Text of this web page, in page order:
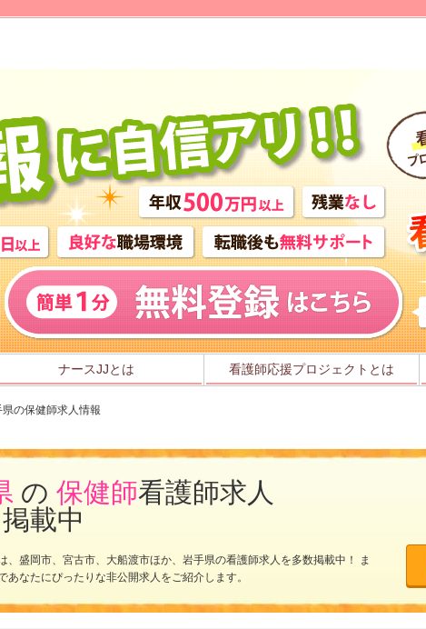
ナースJJとは 看護師応援プロジェクトとは
県の保健師求人情報
の 保健師看護師求人
載中
、盛岡市、宮古市、大船渡市ほか、岩手県の看護師求人を多数掲載中！ ま
あなたにぴったりな非公開求人をご紹介します。